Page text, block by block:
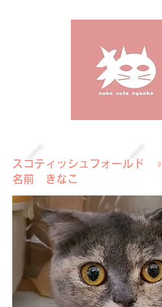
スコティッシュフォールド ♀
​名前 きなこ